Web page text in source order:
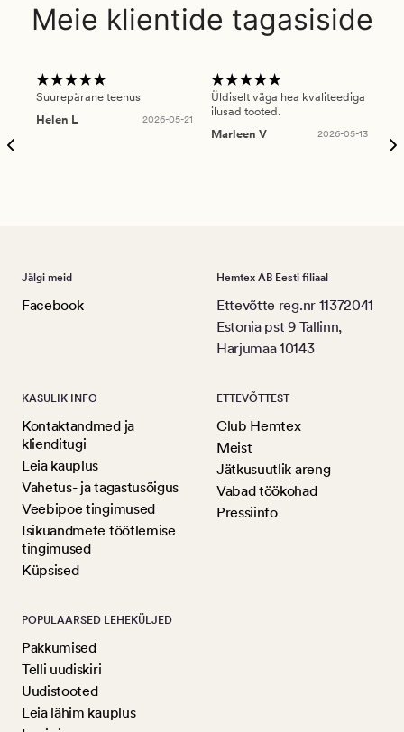
Meie klientide tagasiside
Suurepärane teenus
Helen L
2026-05-21
Üldiselt väga hea kvaliteediga
ilusad tooted.
Marleen V
2026-05-13
Jälgi meid
Facebook
Hemtex AB Eesti filiaal
Ettevõtte reg.nr 11372041
Estonia pst 9 Tallinn,
Harjumaa 10143
KASULIK INFO
Kontaktandmed ja
klienditugi
Leia kauplus
Vahetus- ja tagastusõigus
Veebipoe tingimused
Isikuandmete töötlemise
tingimused
Küpsised
ETTEVÕTTEST
Club Hemtex
Meist
Jätkusuutlik areng
Vabad töökohad
Pressiinfo
POPULAARSED LEHEKÜLJED
Pakkumised
Telli uudiskiri
Uudistooted
Leia lähim kauplus